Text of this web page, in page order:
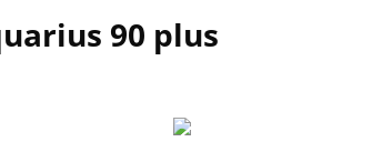
90 plus